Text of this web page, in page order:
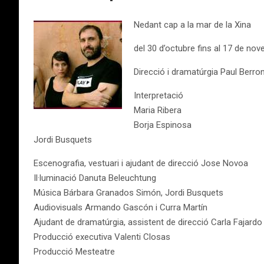
Nedant cap a la mar de la Xina
del 30 d’octubre fins al 17 de
Direcció i dramatúrgia Paul
Interpretació
Maria Ribera
Borja Espinosa
Jordi Busquets
Escenografia, vestuari i ajudant de direcció Jose Novoa
Il·luminació Danuta Beleuchtung
Música Bárbara Granados Simón, Jordi Busquets
Audiovisuals Armando Gascón i Curra Martín
Ajudant de dramatúrgia, assistent de direcció Carla Fajardo
Producció executiva Valenti Closas
Producció Mesteatre